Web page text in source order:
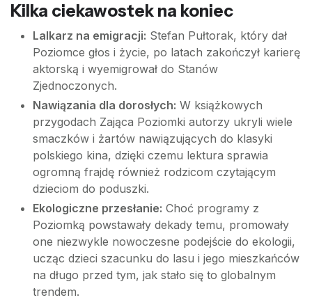
Kilka ciekawostek na koniec
Lalkarz na emigracji: Stefan Pułtorak, który dał
Poziomce głos i życie, po latach zakończył karierę
aktorską i wyemigrował do Stanów
Zjednoczonych.
Nawiązania dla dorosłych: W książkowych
przygodach Zająca Poziomki autorzy ukryli wiele
smaczków i żartów nawiązujących do klasyki
polskiego kina, dzięki czemu lektura sprawia
ogromną frajdę również rodzicom czytającym
dzieciom do poduszki.
Ekologiczne przesłanie: Choć programy z
Poziomką powstawały dekady temu, promowały
one niezwykle nowoczesne podejście do ekologii,
ucząc dzieci szacunku do lasu i jego mieszkańców
na długo przed tym, jak stało się to globalnym
trendem.